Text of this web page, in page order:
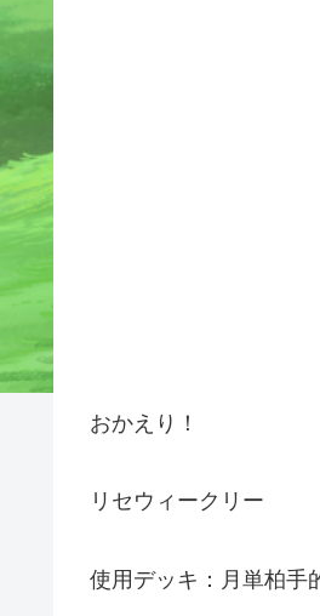
おかえり！
リセウィークリー
使用デッキ：月単柏手